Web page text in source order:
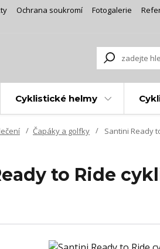
Ochrana soukromí Fotogalerie
Cyklistické helmy
Čapáky a golfky Santini Ready
to Ride